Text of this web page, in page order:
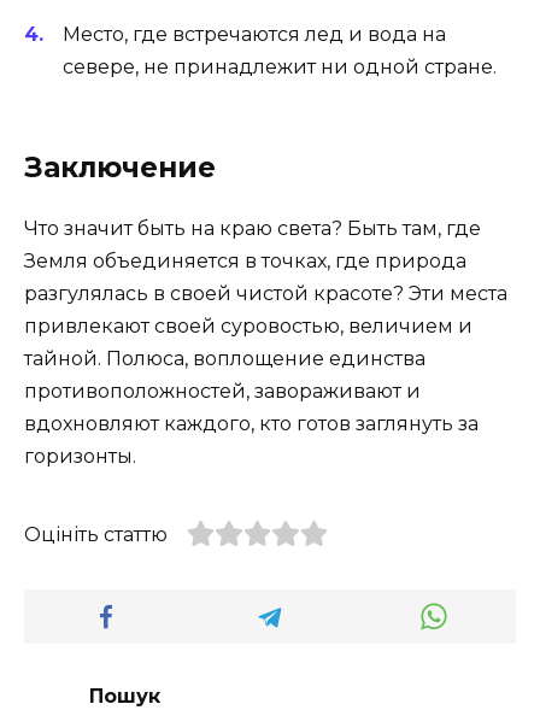
Место, где встречаются лед и вода на
севере, не принадлежит ни одной стране.
Заключение
Что значит быть на краю света? Быть там, где
Земля объединяется в точках, где природа
разгулялась в своей чистой красоте? Эти места
привлекают своей суровостью, величием и
тайной. Полюса, воплощение единства
противоположностей, завораживают и
вдохновляют каждого, кто готов заглянуть за
горизонты.
Оцініть статтю
Пошук